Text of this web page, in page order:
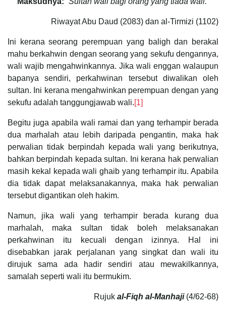
Riwayat Abu Daud (2083) dan al-Tirmizi (1102)
Ini kerana seorang perempuan yang baligh dan berakal
mahu berkahwin dengan seorang yang sekufu dengannya,
wali wajib mengahwinkannya. Jika wali enggan walaupun
bapanya sendiri, perkahwinan tersebut diwalikan oleh
sultan. Ini kerana mengahwinkan perempuan dengan yang
sekufu adalah tanggungjawab wali.[1]
Begitu juga apabila wali ramai dan yang terhampir berada
dua marhalah atau lebih daripada pengantin, maka hak
perwalian tidak berpindah kepada wali yang berikutnya,
bahkan berpindah kepada sultan. Ini kerana hak perwalian
masih kekal kepada wali ghaib yang terhampir itu. Apabila
dia tidak dapat melaksanakannya, maka hak perwalian
tersebut digantikan oleh hakim.
Namun, jika wali yang terhampir berada kurang dua
marhalah, maka sultan tidak boleh melaksanakan
perkahwinan itu kecuali dengan izinnya. Hal ini
disebabkan jarak perjalanan yang singkat dan wali itu
dirujuk sama ada hadir sendiri atau mewakilkannya,
samalah seperti wali itu bermukim.
Rujuk al-Fiqh al-Manhaji(4/62-68)